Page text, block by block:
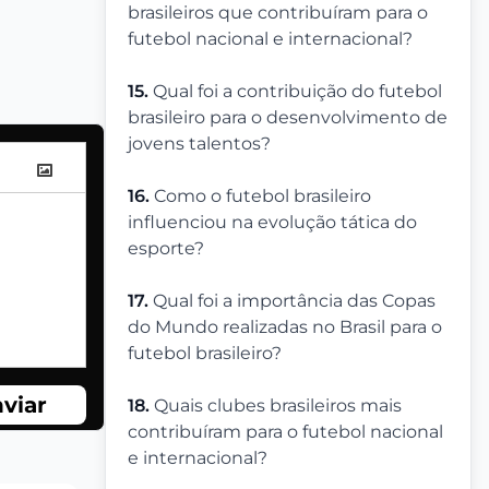
brasileiros que contribuíram para o
futebol nacional e internacional?
15. Qual foi a contribuição do futebol
brasileiro para o desenvolvimento de
jovens talentos?
16. Como o futebol brasileiro
influenciou na evolução tática do
esporte?
17. Qual foi a importância das Copas
do Mundo realizadas no Brasil para o
futebol brasileiro?
18. Quais clubes brasileiros mais
contribuíram para o futebol nacional
e internacional?